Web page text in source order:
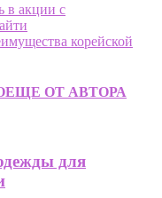
в акции с
корейской
ЕЩЕ ОТ АВТОРА
для